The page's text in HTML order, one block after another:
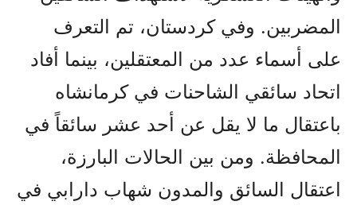
المضربين. وفي كردستان، تم التعرف
على أسماء عدد من المعتقلين، بينما أفاد
اتحاد سائقي الشاحنات في كرمانشاه
باعتقال ما لا يقل عن أحد عشر سائقاً في
المحافظة. ومن بين الحالات البارزة،
اعتقال السائق والمدون شهاب دارابي في